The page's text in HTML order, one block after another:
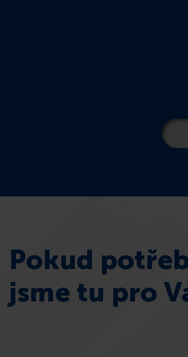
Pokud
jsme tu pro